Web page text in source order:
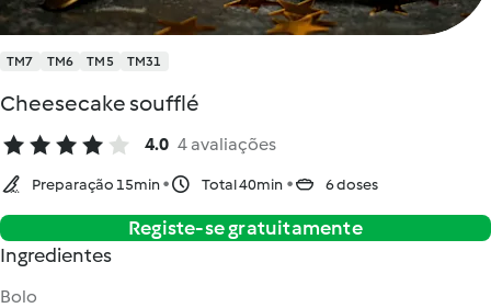
TM7 TM6 TM5 TM31
Cheesecake soufflé
4.0 4 avaliações
Preparação 15min Total 40min 6 doses
Registe-se gratuitamente
Ingredientes
Bolo